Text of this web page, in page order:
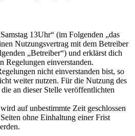
13Uhr“ (im Folgenden „das
Nutzungsvertrag mit dem Betreiber
„Betreiber“) und erklärst dich
Regelungen einverstanden.
nicht einverstanden bist, so
weiter nutzen. Für die Nutzung des
an dieser Stelle veröffentlichten
auf unbestimmte Zeit geschlossen
ohne Einhaltung einer Frist